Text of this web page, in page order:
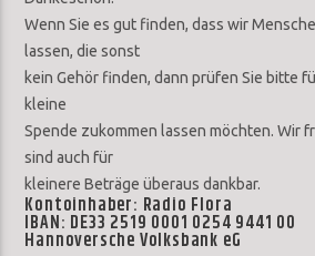
Wenn Sie es gut finden, dass wir
lassen, die sonst
kein Gehör finden, dann prüfen Sie bitte
kleine
Spende zukommen lassen möchten. Wir
sind auch für
kleinere Beträge überaus dankbar.
Kontoinhaber: Radio Flora
IBAN: DE33 2519 0001 0254 9441 00
Hannoversche Volksbank eG